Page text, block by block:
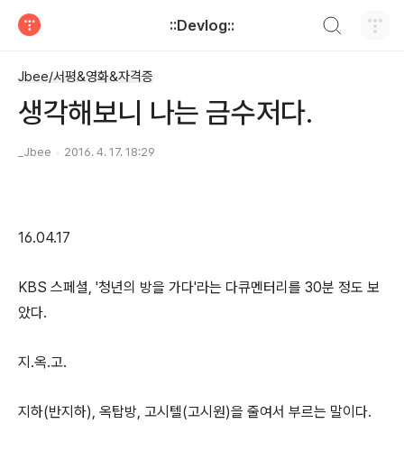
::Devlog::
Jbee/서평&영화&자격증
생각해보니 나는 금수저다.
_Jbee 2016. 4. 17. 18:29
16.04.17
KBS 스페셜, '청년의 방을 가다'라는 다큐멘터리를 30분 정도 보
았다.
지.옥.고.
지하(반지하), 옥탑방, 고시텔(고시원)을 줄여서 부르는 말이다.